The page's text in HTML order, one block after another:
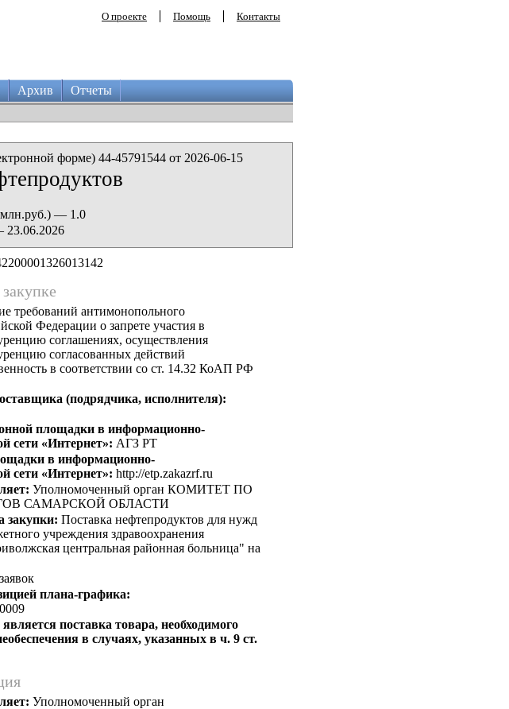
О проекте Помощь Контакты
Архив Отчеты
форме) 44-45791544 от 2026-06-15
— 1.0
23.06.2026
требований антимонопольного
Федерации о запрете участия в
соглашениях, осуществления
согласованных действий
в соответствии со ст. 14.32 КоАП РФ
(подрядчика, исполнителя):
площадки в информационно-
сети «Интернет»: АГЗ РТ
в информационно-
сети «Интернет»: http://etp.zakazrf.ru
Уполномоченный орган КОМИТЕТ ПО
САМАРСКОЙ ОБЛАСТИ
закупки: Поставка нефтепродуктов для нужд
учреждения здравоохранения
центральная районная больница" на
плана-графика:
поставка товара, необходимого
в случаях, указанных в ч. 9 ст.
Уполномоченный орган